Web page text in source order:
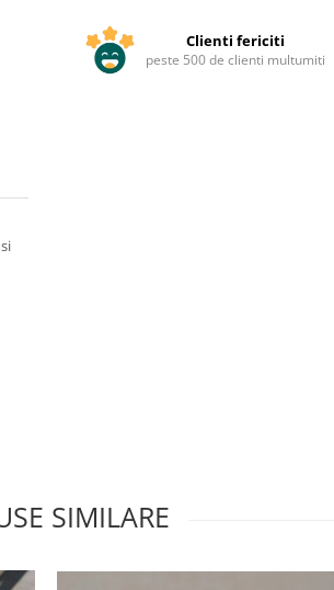
Clienti fericiti
peste 500 de clienti multumiti
SIMILARE